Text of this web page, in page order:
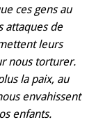
ces gens au
attaques de
leurs
nous torturer.
la paix, au
envahissent
enfants.